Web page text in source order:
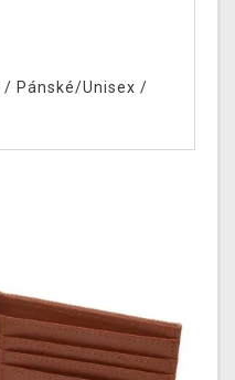
/ Pánské/Unisex /